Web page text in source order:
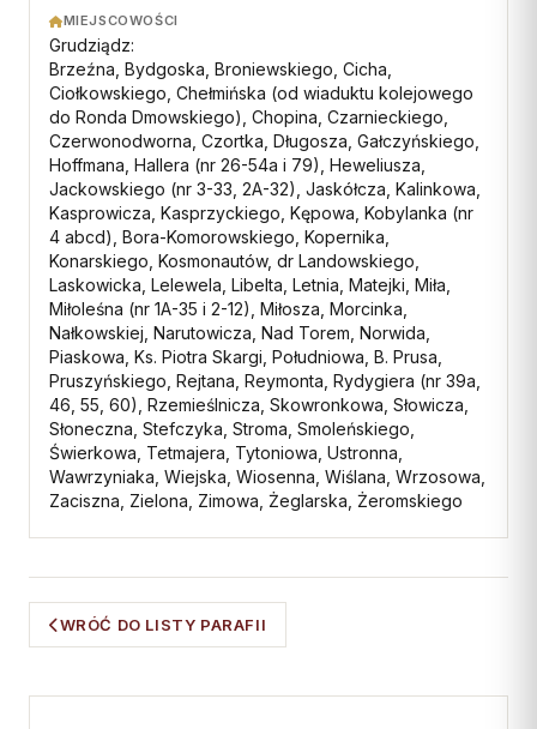
MIEJSCOWOŚCI
Grudziądz:
Brzeźna, Bydgoska, Broniewskiego, Cicha,
Ciołkowskiego, Chełmińska (od wiaduktu kolejowego
do Ronda Dmowskiego), Chopina, Czarnieckiego,
Czerwonodworna, Czortka, Długosza, Gałczyńskiego,
Hoffmana, Hallera (nr 26-54a i 79), Heweliusza,
Jackowskiego (nr 3-33, 2A-32), Jaskółcza, Kalinkowa,
Kasprowicza, Kasprzyckiego, Kępowa, Kobylanka (nr
4 abcd), Bora-Komorowskiego, Kopernika,
Konarskiego, Kosmonautów, dr Landowskiego,
Laskowicka, Lelewela, Libelta, Letnia, Matejki, Miła,
Miłoleśna (nr 1A-35 i 2-12), Miłosza, Morcinka,
Nałkowskiej, Narutowicza, Nad Torem, Norwida,
Piaskowa, Ks. Piotra Skargi, Południowa, B. Prusa,
Pruszyńskiego, Rejtana, Reymonta, Rydygiera (nr 39a,
46, 55, 60), Rzemieślnicza, Skowronkowa, Słowicza,
Słoneczna, Stefczyka, Stroma, Smoleńskiego,
Świerkowa, Tetmajera, Tytoniowa, Ustronna,
Wawrzyniaka, Wiejska, Wiosenna, Wiślana, Wrzosowa,
Zaciszna, Zielona, Zimowa, Żeglarska, Żeromskiego
WRÓĆ DO LISTY PARAFII